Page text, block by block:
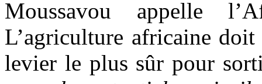
Moussavou appelle
L’agriculture africaine
levier le plus sûr pour